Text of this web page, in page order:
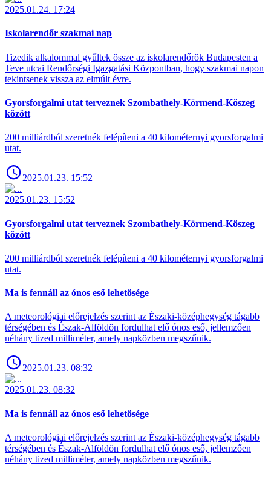
2025.01.24. 17:24
Iskolarendőr szakmai nap
Tizedik alkalommal gyűltek össze az iskolarendőrök Budapesten a
Teve utcai Rendőrségi Igazgatási Központban, hogy szakmai napon
tekintsenek vissza az elmúlt évre.
Gyorsforgalmi utat terveznek Szombathely-Körmend-Kőszeg
között
200 milliárdból szeretnék felépíteni a 40 kilométernyi gyorsforgalmi
utat.
2025.01.23. 15:52
2025.01.23. 15:52
Gyorsforgalmi utat terveznek Szombathely-Körmend-Kőszeg
között
200 milliárdból szeretnék felépíteni a 40 kilométernyi gyorsforgalmi
utat.
Ma is fennáll az ónos eső lehetősége
A meteorológiai előrejelzés szerint az Északi-középhegység tágabb
térségében és Észak-Alföldön fordulhat elő ónos eső, jellemzően
néhány tized milliméter, amely napközben megszűnik.
2025.01.23. 08:32
2025.01.23. 08:32
Ma is fennáll az ónos eső lehetősége
A meteorológiai előrejelzés szerint az Északi-középhegység tágabb
térségében és Észak-Alföldön fordulhat elő ónos eső, jellemzően
néhány tized milliméter, amely napközben megszűnik.